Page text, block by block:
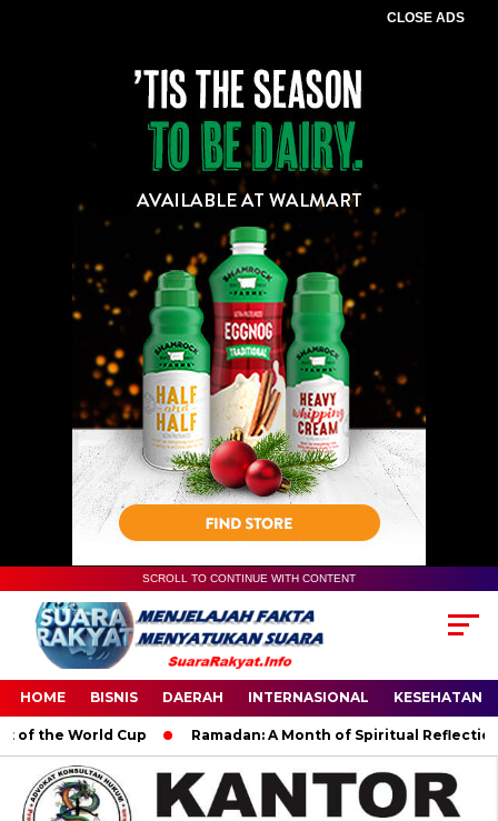
CLOSE ADS
SCROLL TO CONTINUE WITH CONTENT
HOME BISNIS DAERAH INTERNASIONAL KESEHATAN
World Cup Ramadan: A Month of Spiritual Reflection,